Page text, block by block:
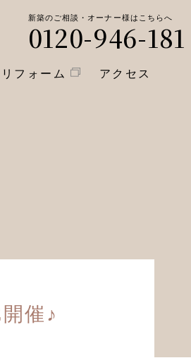
新築のご相談・オーナー様はこちらへ
0120-946-181
リフォーム アクセス
催♪